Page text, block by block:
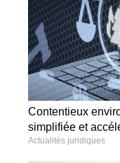
Contentieux
simplifiée et
Actualités juridiques